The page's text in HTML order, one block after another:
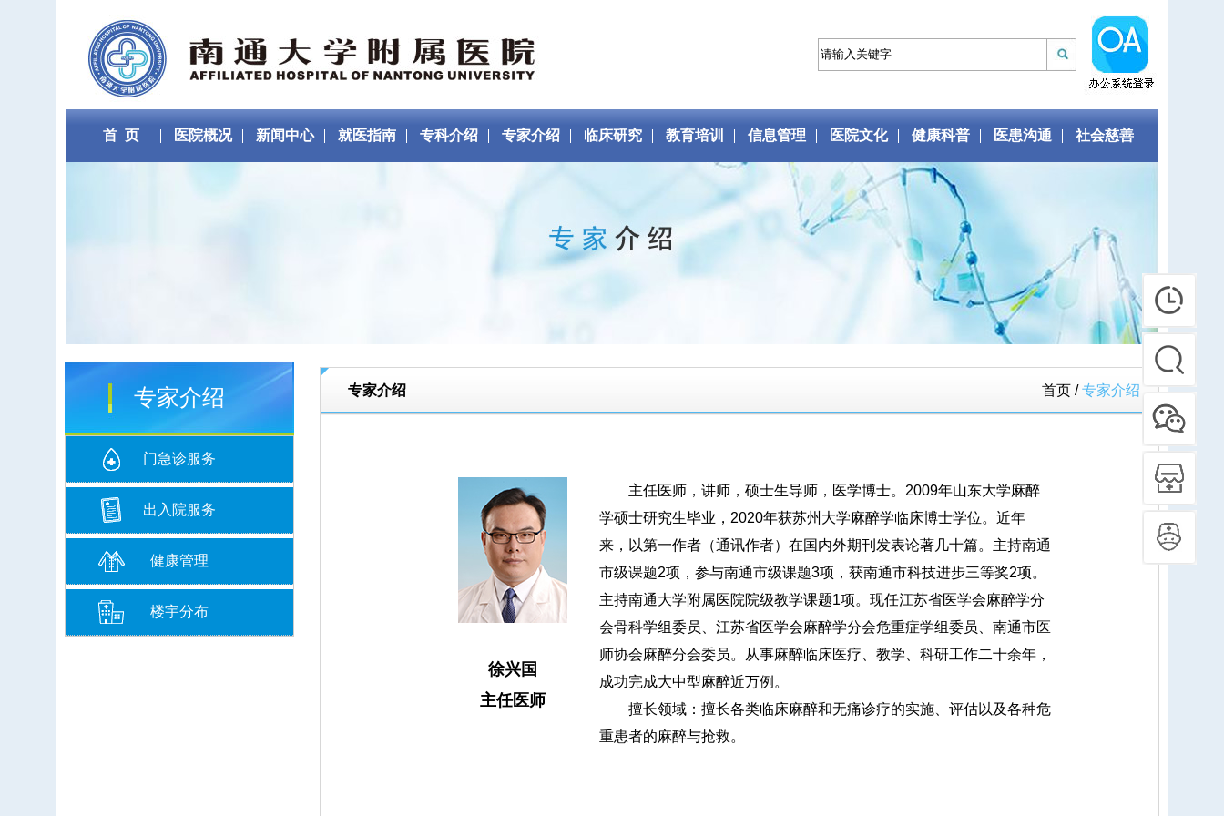
首 页 医院概况 新闻中心 就医指南 专科介绍 专家介绍 临床研究 教育培训 信息管理 医院文化 健康科普 医患沟通 社会慈善
专家介绍
门急诊服务
出入院服务
健康管理
楼宇分布
专家介绍 首页 /专家介绍
徐兴国
主任医师
主任医师，讲师，硕士生导师，医学博士。2009年山东大学麻醉
学硕士研究生毕业，2020年获苏州大学麻醉学临床博士学位。近年
来，以第一作者（通讯作者）在国内外期刊发表论著几十篇。主持南通
市级课题2项，参与南通市级课题3项，获南通市科技进步三等奖2项。
主持南通大学附属医院院级教学课题1项。现任江苏省医学会麻醉学分
会骨科学组委员、江苏省医学会麻醉学分会危重症学组委员、南通市医
师协会麻醉分会委员。从事麻醉临床医疗、教学、科研工作二十余年，
成功完成大中型麻醉近万例。
擅长领域：擅长各类临床麻醉和无痛诊疗的实施、评估以及各种危
重患者的麻醉与抢救。